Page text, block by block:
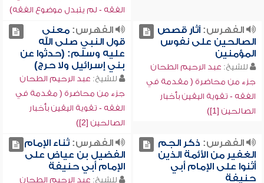
الفقه - لم يتبدل موضوع الفقه)
الفهرس:آثار قصص
الصالحين على نفوس
المؤمنين
للشيخ: عبد الرحيم الطحان
جزء من محاضرة ( مقدمة في
الفقه - تقوية اليقين بأخبار
الصالحين [1])
الفهرس:معنى
قول النبي صلى الله
عليه وسلم: (حدثوا عن
بني إسرائيل ولا حرج)
للشيخ: عبد الرحيم الطحان
جزء من محاضرة ( مقدمة في
الفقه - تقوية اليقين بأخبار
الصالحين [2])
الفهرس: ذكر الجم
الغفير من الأئمة الذين
أثنوا على الإمام أبي
حنيفة
الفهرس:ثناء الإمام
الفضيل بن عياض على
الإمام أبي حنيفة
للشيخ: عبد الرحيم الطحان